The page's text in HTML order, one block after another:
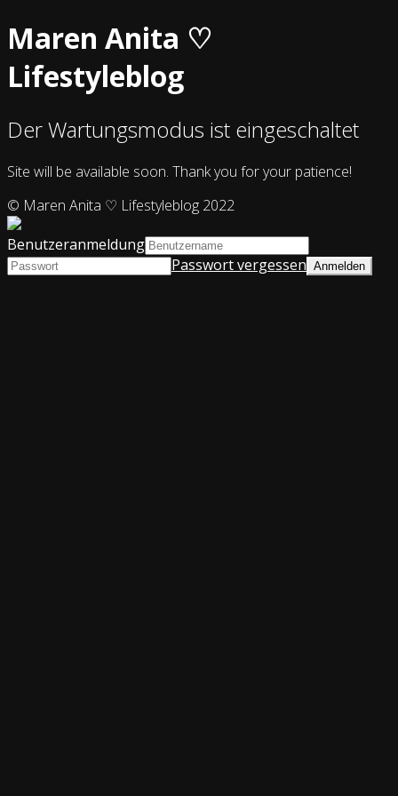
Maren Anita ♡
Lifestyleblog
Der Wartungsmodus ist eingeschaltet
Site will be available soon. Thank you for your patience!
© Maren Anita ♡ Lifestyleblog 2022
Benutzeranmeldung
Passwort vergessen